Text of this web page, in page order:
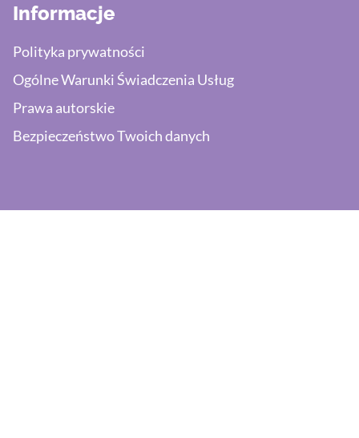
Informacje
Polityka prywatności
Ogólne Warunki Świadczenia Usług
Prawa autorskie
Bezpieczeństwo Twoich danych